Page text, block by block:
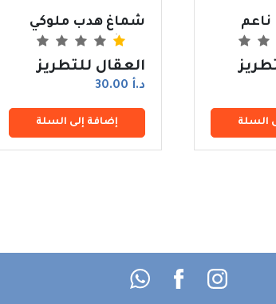
السلة
شماغ هدب ملوكي
مميز
العقال للتطريز
د.أ 30.00
إضافة إلى السلة